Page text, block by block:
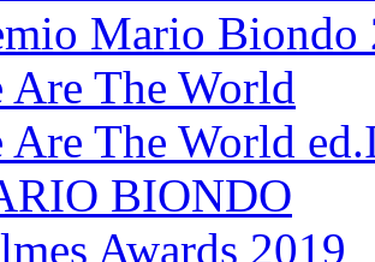
Mario Biondo
Are The World
Are The World
BIONDO
Awards 2019